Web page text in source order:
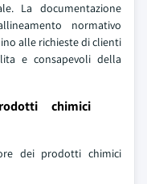
La documentazione
normativo
alle richieste di clienti
e consapevoli della
chimici
dei prodotti chimici